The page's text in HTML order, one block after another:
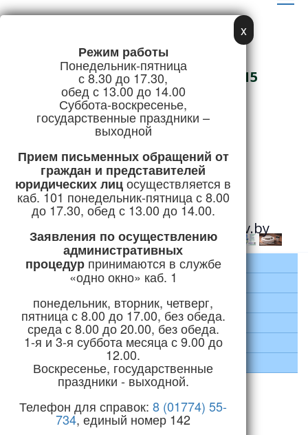
Адрес:
г. Логойск, ул. Советская, 15
Телефон/Факс:
+375 (1774) 5-51-41
Режим работы
x
Режим работы
Понедельник-пятница
с 8.30 до 17.30,
обед с 13.00 до 14.00
Суббота-воскресенье,
государственные праздники –
выходной
Прием письменных обращений от
граждан и представителей
юридических лицосуществляется в
каб. 101 понедельник-пятница с 8.00
до 17.30, обед с 13.00 до 14.00.
Заявления по осуществлению
административных
процедурпринимаются в службе
«одно окно» каб. 1
понедельник, вторник, четверг,
пятница с 8.00 до 17.00, без обеда.
среда с 8.00 до 20.00, без обеда.
1-я и 3-я суббота месяца с 9.00 до
12.00.
Воскресенье, государственные
праздники - выходной.
Телефон для справок:8 (01774) 55-
734, единый номер 142
Горячая линия:
+375 (1774) 5-24-04
priemnaya@logoysk.gov.by
Главная
Руководство
Экономика
Социальная сфера
Строительство и ЖКХ